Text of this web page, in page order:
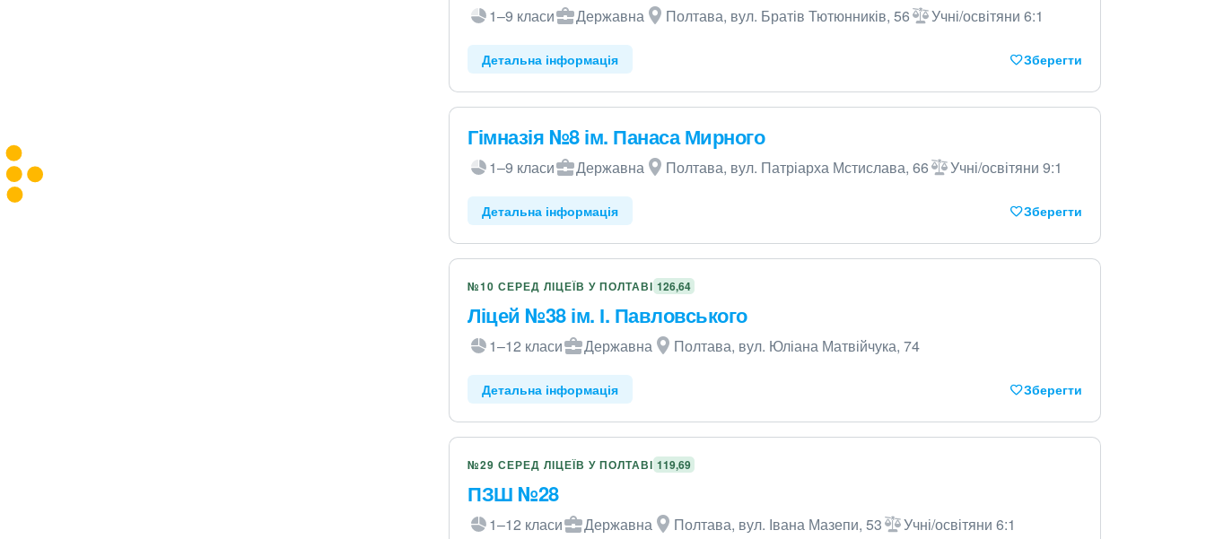
1–9 класи Державна Полтава, вул. Братів Тютюнників, 56 Учні/освітяни 6:1
Детальна інформація Зберегти
Гімназія №8 ім. Панаса Мирного
1–9 класи Державна Полтава, вул. Патріарха Мстислава, 66 Учні/освітяни 9:1
Детальна інформація Зберегти
№10 СЕРЕД ЛІЦЕЇВ У ПОЛТАВІ 126,64
Ліцей №38 ім. І. Павловського
1–12 класи Державна Полтава, вул. Юліана Матвійчука, 74
Детальна інформація Зберегти
№29 СЕРЕД ЛІЦЕЇВ У ПОЛТАВІ 119,69
ПЗШ №28
1–12 класи Державна Полтава, вул. Івана Мазепи, 53 Учні/освітяни 6:1